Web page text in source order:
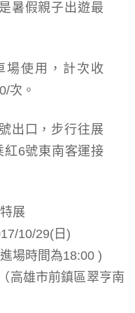
暑假親子出遊最
場使用，計次收
次。
出口，步行往展
6號東南客運接
展
10/29(日)
場時間為18:00 )
高雄市前鎮區翠亨南